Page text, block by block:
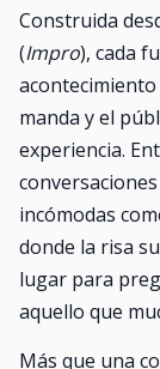
Construida
(Impro), cada
manda y el
experiencia.
incómodas
donde la risa
lugar para
aquello que
Más que una